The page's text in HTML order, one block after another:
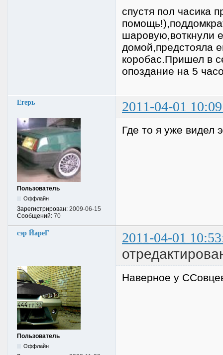
спустя пол часика
шаровую,воткнули
домой,предстояла
коробас.Пришел в
опоздание на 5
Егерь 2011-04-01
Пользователь
Оффлайн
Зарегистрирован: 2009-06-15
Сообщений: 70
Где то я уже видел
сэр ЙареГ 2011-04-01
Пользователь
Оффлайн
Наверное у